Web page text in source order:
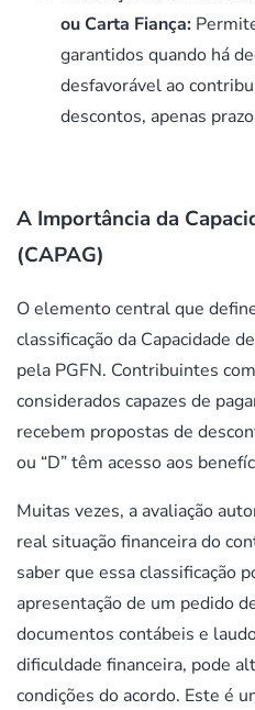
ou Carta Fiança:
garantidos quando há
desfavorável ao
descontos, apenas
A Importância da
(CAPAG)
O elemento central que
classificação da Capacidade
pela PGFN. Contribuintes
considerados capazes de
recebem propostas de
ou “D” têm acesso aos
Muitas vezes, a avaliação
real situação financeira do
saber que essa classificação
apresentação de um pedido
documentos contábeis e
dificuldade financeira, pode
condições do acordo. Este é